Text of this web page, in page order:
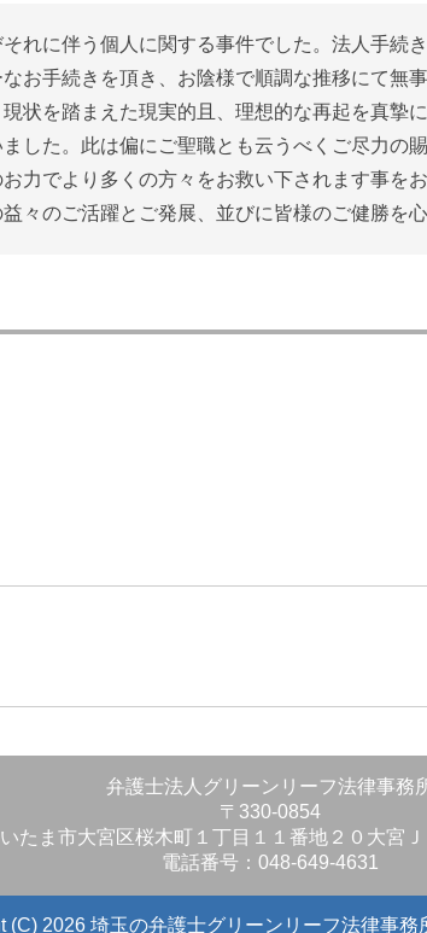
れに伴う個人に関する事件でした。法人手続
お手続きを頂き、お陰様で順調な推移にて無
状を踏まえた現実的且、理想的な再起を真摯
した。此は偏にご聖職とも云うべくご尽力の
力でより多くの方々をお救い下されます事を
々のご活躍とご発展、並びに皆様のご健勝を
弁護士法人グリーンリーフ法律事務
〒330-0854
たま市大宮区桜木町１丁目１１番地２０大宮
電話番号：048-649-4631
(C) 2026 埼玉の弁護士グリーンリーフ法律事務